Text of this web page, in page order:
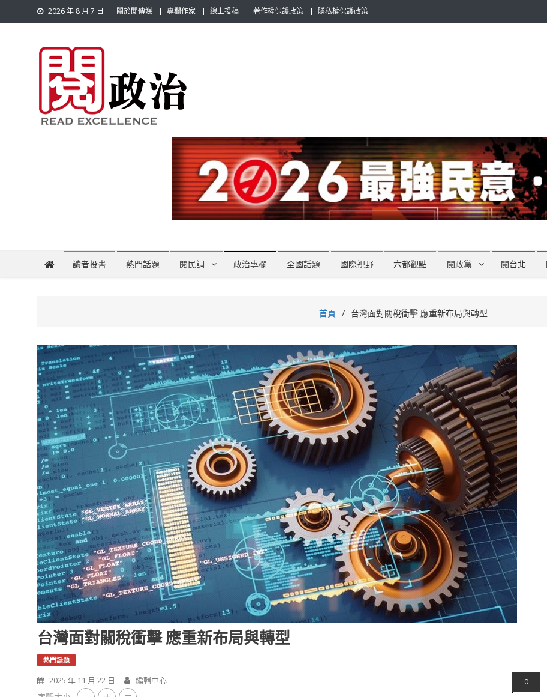
to
2026 年 8 月 7 日 關於閱傳媒 專欄作家 線上投稿 著作權保護政策 隱私權保護政策
閱政治 Read Gov News
讀者投書 熱門話題 閱民調 政治專欄 全國話題 國際視野 六都觀點 閱政黨 閱台北
首頁 台灣面對關稅衝擊 應重新布局與轉型
台灣面對關稅衝擊 應重新布局與轉型
熱門話題
2025 年 11 月 22 日 編輯中心 0